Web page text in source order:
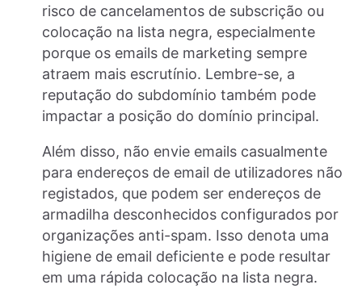
risco de cancelamentos de subscrição ou
colocação na lista negra, especialmente
porque os emails de marketing sempre
atraem mais escrutínio. Lembre-se, a
reputação do subdomínio também pode
impactar a posição do domínio principal.
Além disso, não envie emails casualmente
para endereços de email de utilizadores não
registados, que podem ser endereços de
armadilha desconhecidos configurados por
organizações anti-spam. Isso denota uma
higiene de email deficiente e pode resultar
em uma rápida colocação na lista negra.